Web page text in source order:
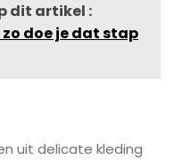
dit artikel :
doe je dat stap
uit delicate kleding